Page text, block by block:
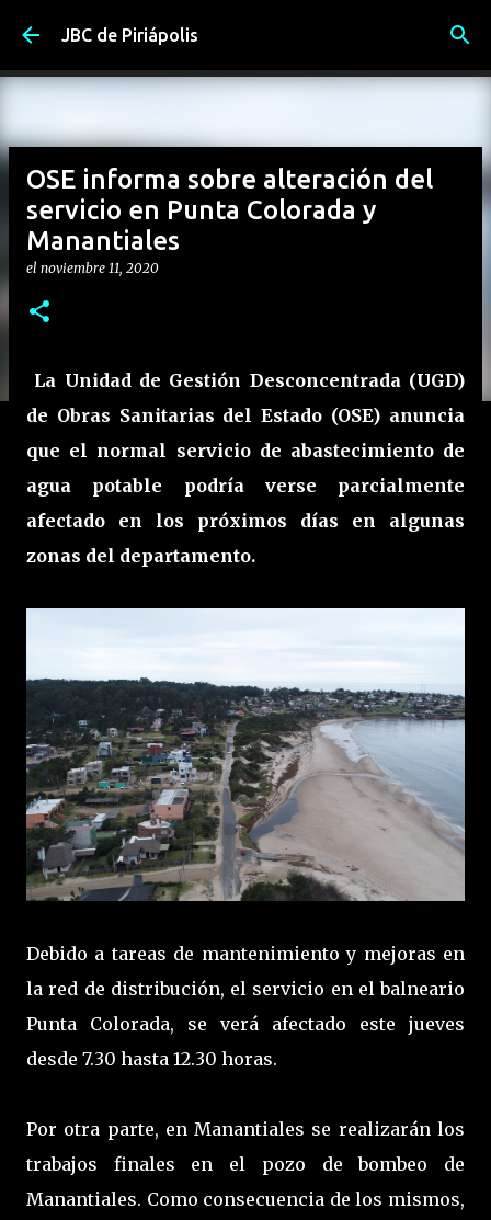
Ir al contenido principal
JBC de Piriápolis
OSE informa sobre alteración del
servicio en Punta Colorada y
Manantiales
el noviembre 11, 2020
La Unidad de Gestión Desconcentrada (UGD)
de Obras Sanitarias del Estado (OSE) anuncia
que el normal servicio de abastecimiento de
agua potable podría verse parcialmente
afectado en los próximos días en algunas
zonas del departamento.
Debido a tareas de mantenimiento y mejoras en
la red de distribución, el servicio en el balneario
Punta Colorada, se verá afectado este jueves
desde 7.30 hasta 12.30 horas.
Por otra parte, en Manantiales se realizarán los
trabajos finales en el pozo de bombeo de
Manantiales. Como consecuencia de los mismos,